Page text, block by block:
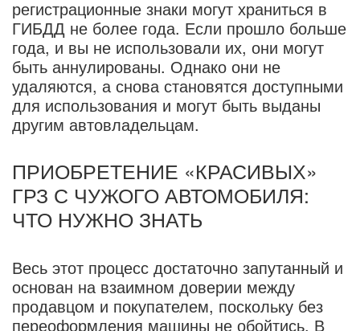
регистрационные знаки могут храниться в
ГИБДД не более года. Если прошло больше
года, и вы не использовали их, они могут
быть аннулированы. Однако они не
удаляются, а снова становятся доступными
для использования и могут быть выданы
другим автовладельцам.
ПРИОБРЕТЕНИЕ «КРАСИВЫХ»
ГРЗ С ЧУЖОГО АВТОМОБИЛЯ:
ЧТО НУЖНО ЗНАТЬ
Весь этот процесс достаточно запутанный и
основан на взаимном доверии между
продавцом и покупателем, поскольку без
переоформления машины не обойтись. В